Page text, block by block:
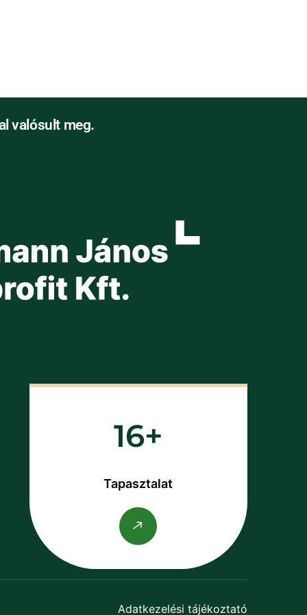
valósult meg.
16
Tapasztalat
Adatkezelési tájékoztató